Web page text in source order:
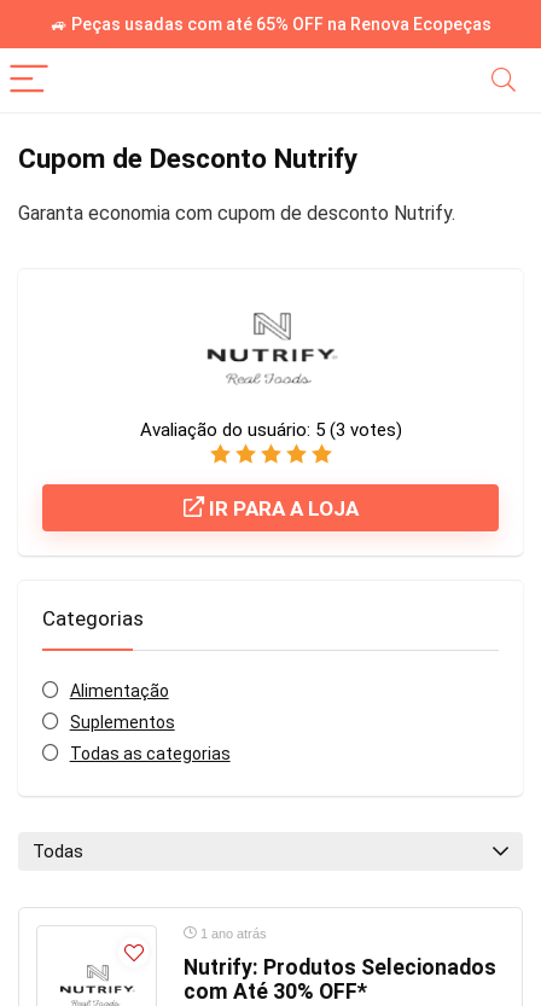
🚙 Peças usadas com até 65% OFF na Renova Ecopeças
Cupom de Desconto Nutrify
Garanta economia com cupom de desconto Nutrify.
Avaliação do usuário: 5 (3 votes)
IR PARA A LOJA
Categorias
Alimentação
Suplementos
Todas as categorias
Todas
1 ano atrás
Nutrify: Produtos Selecionados
com Até 30% OFF*